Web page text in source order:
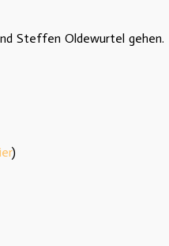
Steffen Oldewurtel gehen.
)